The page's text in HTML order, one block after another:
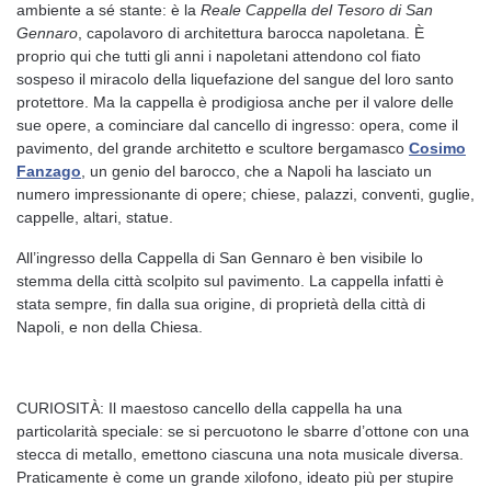
ambiente a sé stante: è la Reale Cappella del Tesoro di San
Gennaro , capolavoro di architettura barocca napoletana. È
proprio qui che tutti gli anni i napoletani attendono col fiato
sospeso il miracolo della liquefazione del sangue del loro santo
protettore. Ma la cappella è prodigiosa anche per il valore delle
sue opere, a cominciare dal cancello di ingresso: opera, come il
pavimento, del grande architetto e scultore bergamasco Cosimo
Fanzago , un genio del barocco, che a Napoli ha lasciato un
numero impressionante di opere; chiese, palazzi, conventi, guglie,
cappelle, altari, statue.
All’ingresso della Cappella di San Gennaro è ben visibile lo
stemma della città scolpito sul pavimento. La cappella infatti è
stata sempre, fin dalla sua origine, di proprietà della città di
Napoli, e non della Chiesa.
CURIOSITÀ: Il maestoso cancello della cappella ha una
particolarità speciale: se si percuotono le sbarre d’ottone con una
stecca di metallo, emettono ciascuna una nota musicale diversa.
Praticamente è come un grande xilofono, ideato più per stupire